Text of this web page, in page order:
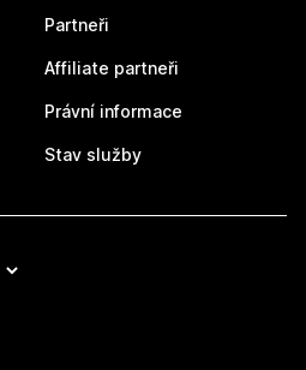
Partneři
Affiliate partneři
Právní informace
Stav služby